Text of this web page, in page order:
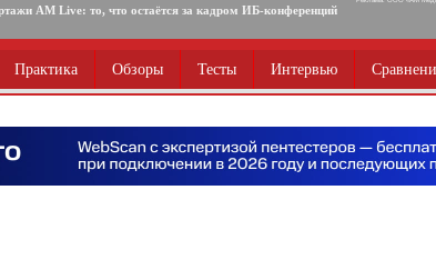
AM Live: то, что остаётся за кадром ИБ-конференций
Практика Обзоры Тесты Интервью